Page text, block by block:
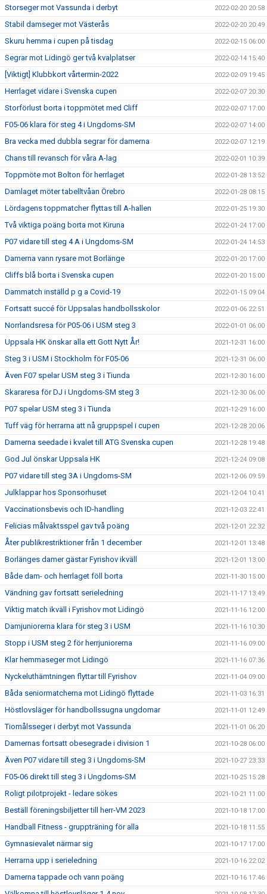
Storseger mot Vassunda i derbyt 2022-02-20 20:58
Stabil damseger mot Västerås 2022-02-20 20:49
Skuru hemma i cupen på tisdag 2022-02-15 06:00
Segrar mot Lidingö ger två kvalplatser 2022-02-14 15:40
[Viktigt] Klubbkort vårtermin-2022 2022-02-09 19:45
Herrlaget vidare i Svenska cupen 2022-02-07 20:30
Storförlust borta i toppmötet med Cliff 2022-02-07 17:00
F05-06 klara för steg 4 i Ungdoms-SM 2022-02-07 14:00
Bra vecka med dubbla segrar för damerna 2022-02-07 12:19
Chans till revansch för våra A-lag 2022-02-01 10:39
Toppmöte mot Bolton för herrlaget 2022-01-28 13:52
Damlaget möter tabelltvåan Örebro 2022-01-28 08:15
Lördagens toppmatcher flyttas till A-hallen 2022-01-25 19:30
Två viktiga poäng borta mot Kiruna 2022-01-24 17:00
P07 vidare till steg 4 A i Ungdoms-SM 2022-01-24 14:53
Damerna vann rysare mot Borlänge 2022-01-20 17:00
Cliffs blå borta i Svenska cupen 2022-01-20 15:00
Dammatch inställd p g a Covid-19 2022-01-15 09:04
Fortsatt succé för Uppsalas handbollsskolor 2022-01-06 22:51
Norrlandsresa för P05-06 i USM steg 3 2022-01-01 06:00
Uppsala HK önskar alla ett Gott Nytt År! 2021-12-31 16:00
Steg 3 i USM i Stockholm för F05-06 2021-12-31 06:00
Även F07 spelar USM steg 3 i Tiunda 2021-12-30 16:00
Skararesa för DJ i Ungdoms-SM steg 3 2021-12-30 06:00
P07 spelar USM steg 3 i Tiunda 2021-12-29 16:00
Tuff väg för herrarna att nå gruppspel i cupen 2021-12-28 20:06
Damerna seedade i kvalet till ATG Svenska cupen 2021-12-28 19:48
God Jul önskar Uppsala HK 2021-12-24 09:08
P07 vidare till steg 3A i Ungdoms-SM 2021-12-06 09:59
Julklappar hos Sponsorhuset 2021-12-04 10:41
Vaccinationsbevis och ID-handling 2021-12-03 22:41
Felicias målvaktsspel gav två poäng 2021-12-01 22:32
Åter publikrestriktioner från 1 december 2021-12-01 13:48
Borlänges damer gästar Fyrishov ikväll 2021-12-01 13:00
Både dam- och herrlaget föll borta 2021-11-30 15:00
Vändning gav fortsatt serieledning 2021-11-17 13:49
Viktig match ikväll i Fyrishov mot Lidingö 2021-11-16 12:00
Damjuniorerna klara för steg 3 i USM 2021-11-16 10:30
Stopp i USM steg 2 för herrjuniorerna 2021-11-16 09:00
Klar hemmaseger mot Lidingö 2021-11-16 07:36
Nyckeluthämtningen flyttar till Fyrishov 2021-11-04 09:00
Båda seniormatcherna mot Lidingö flyttade 2021-11-03 16:31
Höstlovsläger för handbollssugna ungdomar 2021-11-01 12:49
Tiomålsseger i derbyt mot Vassunda 2021-11-01 06:20
Damernas fortsatt obesegrade i division 1 2021-10-28 06:00
Även P07 vidare till steg 3 i Ungdoms-SM 2021-10-27 23:33
F05-06 direkt till steg 3 i Ungdoms-SM 2021-10-25 15:28
Roligt pilotprojekt - ledare sökes 2021-10-21 11:00
Beställ föreningsbiljetter till herr-VM 2023 2021-10-18 17:00
Handball Fitness - gruppträning för alla 2021-10-18 11:55
Gymnasievalet närmar sig 2021-10-17 17:00
Herrarna upp i serieledning 2021-10-16 22:02
Damerna tappade och vann poäng 2021-10-16 17:46